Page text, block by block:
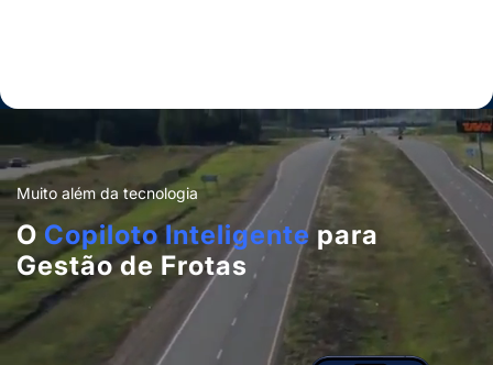
Muito além da tecnologia
O Copiloto Inteligente para
Gestão de Frotas